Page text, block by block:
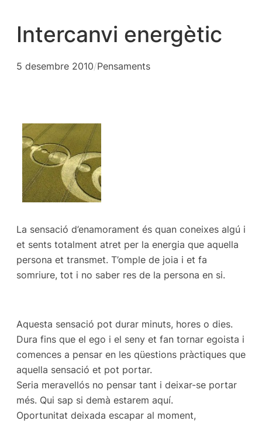
Intercanvi energètic
5 desembre 2010/Pensaments
La sensació d’enamorament és quan coneixes algú i
et sents totalment atret per la energia que aquella
persona et transmet. T’omple de joia i et fa
somriure, tot i no saber res de la persona en si.
Aquesta sensació pot durar minuts, hores o dies.
Dura fins que el ego i el seny et fan tornar egoista i
comences a pensar en les qüestions pràctiques que
aquella sensació et pot portar.
Seria meravellós no pensar tant i deixar-se portar
més. Qui sap si demà estarem aquí.
Oportunitat deixada escapar al moment,